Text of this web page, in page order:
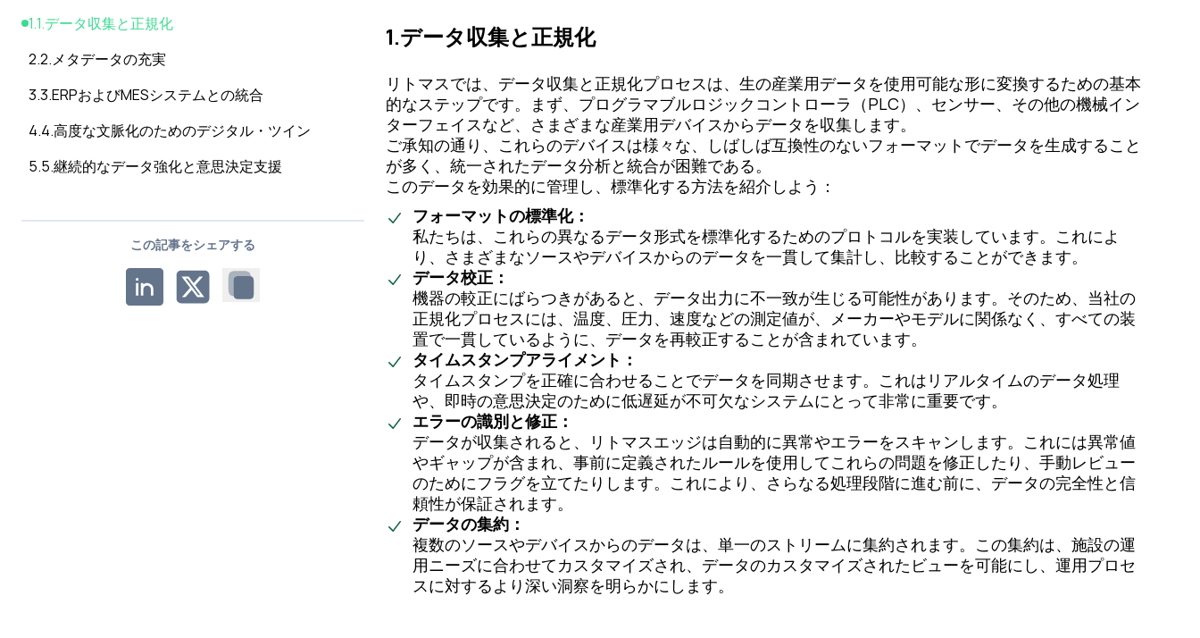
1.1.データ収集と正規化
2.2.メタデータの充実
3.3.ERPおよびMESシステムとの統合
4.4.高度な文脈化のためのデジタル・ツイン
5.5.継続的なデータ強化と意思決定支援
この記事をシェアする
1.データ収集と正規化
リトマスでは、データ収集と正規化プロセスは、生の産業用データを使用可能な形に変換するための基本
的なステップです。まず、プログラマブルロジックコントローラ（PLC）、センサー、その他の機械イン
ターフェイスなど、さまざまな産業用デバイスからデータを収集します。
ご承知の通り、これらのデバイスは様々な、しばしば互換性のないフォーマットでデータを生成すること
が多く、統一されたデータ分析と統合が困難である。
このデータを効果的に管理し、標準化する方法を紹介しよう：
フォーマットの標準化：
私たちは、これらの異なるデータ形式を標準化するためのプロトコルを実装しています。これによ
り、さまざまなソースやデバイスからのデータを一貫して集計し、比較することができます。
データ校正：
機器の較正にばらつきがあると、データ出力に不一致が生じる可能性があります。そのため、当社の
正規化プロセスには、温度、圧力、速度などの測定値が、メーカーやモデルに関係なく、すべての装
置で一貫しているように、データを再較正することが含まれています。
タイムスタンプアライメント：
タイムスタンプを正確に合わせることでデータを同期させます。これはリアルタイムのデータ処理
や、即時の意思決定のために低遅延が不可欠なシステムにとって非常に重要です。
エラーの識別と修正：
データが収集されると、リトマスエッジは自動的に異常やエラーをスキャンします。これには異常値
やギャップが含まれ、事前に定義されたルールを使用してこれらの問題を修正したり、手動レビュー
のためにフラグを立てたりします。これにより、さらなる処理段階に進む前に、データの完全性と信
頼性が保証されます。
データの集約：
複数のソースやデバイスからのデータは、単一のストリームに集約されます。この集約は、施設の運
用ニーズに合わせてカスタマイズされ、データのカスタマイズされたビューを可能にし、運用プロセ
スに対するより深い洞察を明らかにします。